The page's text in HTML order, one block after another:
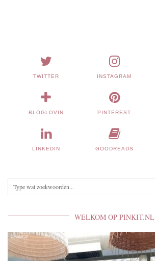
TWITTER INSTAGRAM
BLOGLOVIN PINTEREST
LINKEDIN GOODREADS
WELKOM OP PINKIT.NL